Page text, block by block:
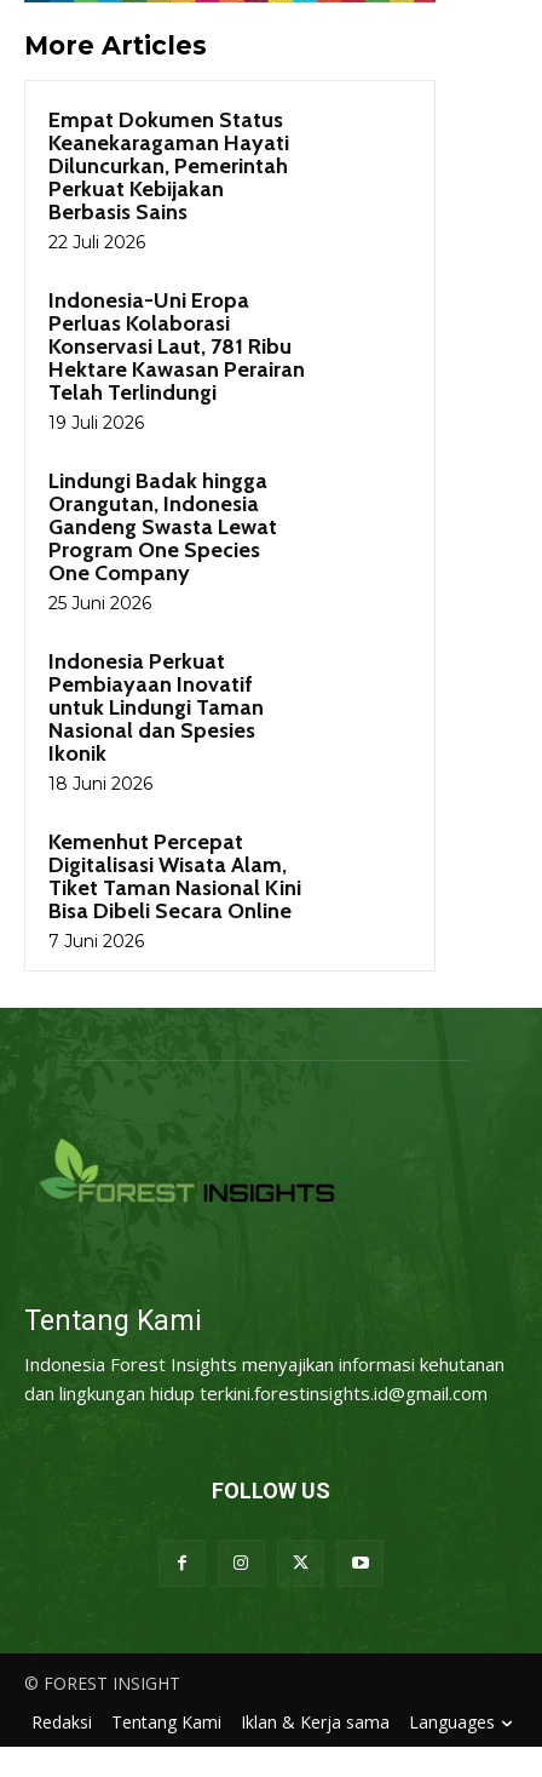
More Articles
Empat Dokumen Status
Keanekaragaman Hayati
Diluncurkan, Pemerintah
Perkuat Kebijakan
Berbasis Sains
22 Juli 2026
Indonesia-Uni Eropa
Perluas Kolaborasi
Konservasi Laut, 781 Ribu
Hektare Kawasan Perairan
Telah Terlindungi
19 Juli 2026
Lindungi Badak hingga
Orangutan, Indonesia
Gandeng Swasta Lewat
Program One Species
One Company
25 Juni 2026
Indonesia Perkuat
Pembiayaan Inovatif
untuk Lindungi Taman
Nasional dan Spesies
Ikonik
18 Juni 2026
Kemenhut Percepat
Digitalisasi Wisata Alam,
Tiket Taman Nasional Kini
Bisa Dibeli Secara Online
7 Juni 2026
Tentang Kami
Indonesia Forest Insights menyajikan informasi kehutanan
dan lingkungan hidup terkini.forestinsights.id@gmail.com
FOLLOW US
© FOREST INSIGHT
Redaksi
Tentang Kami Iklan & Kerja sama Languages